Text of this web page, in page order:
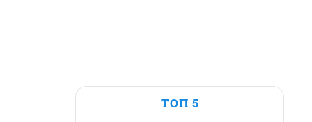
ТОП 5